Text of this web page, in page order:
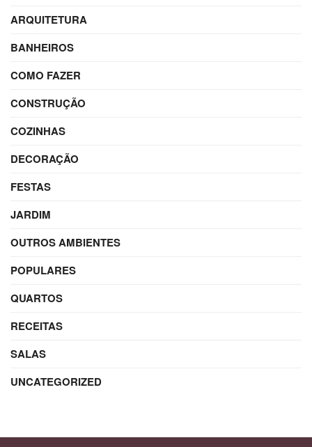
ARQUITETURA
BANHEIROS
COMO FAZER
CONSTRUÇÃO
COZINHAS
DECORAÇÃO
FESTAS
JARDIM
OUTROS AMBIENTES
POPULARES
QUARTOS
RECEITAS
SALAS
UNCATEGORIZED